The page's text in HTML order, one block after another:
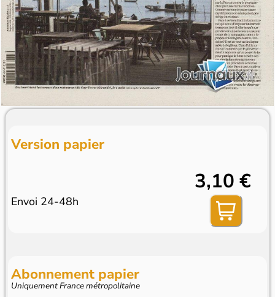
Version papier
Envoi 24-48h
3,10 €
Abonnement papier
Uniquement France métropolitaine